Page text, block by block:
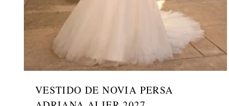
VESTIDO DE NOVIA PERSA